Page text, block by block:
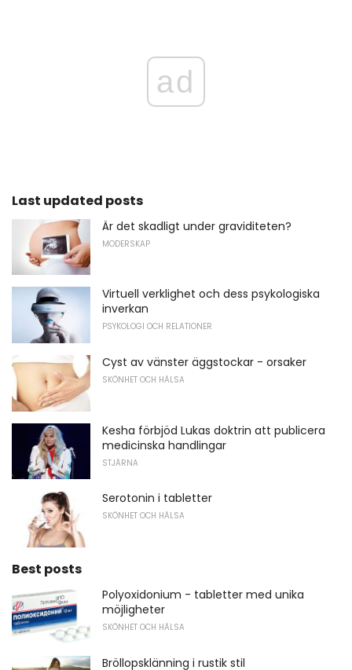
ad
Last updated posts
Är det skadligt under graviditeten?
MODERSKAP
Virtuell verklighet och dess psykologiska
inverkan
PSYKOLOGI OCH RELATIONER
Cyst av vänster äggstockar - orsaker
SKÖNHET OCH HÄLSA
Kesha förbjöd Lukas doktrin att publicera
medicinska handlingar
STJÄRNA
Serotonin i tabletter
SKÖNHET OCH HÄLSA
Best posts
Polyoxidonium - tabletter med unika
möjligheter
SKÖNHET OCH HÄLSA
Bröllopsklänning i rustik stil